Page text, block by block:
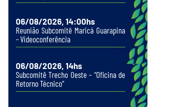
06/08/2026, 14:00hs
Reunião Subcomitê Maricá Guarapina
– Videoconferência
06/08/2026, 14hs
Subcomitê Trecho Oeste – “Oficina de
Retorno Técnico”